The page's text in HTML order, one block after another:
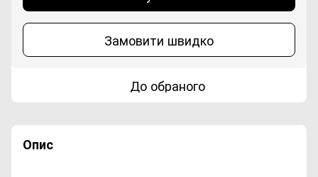
Замовити швидко
До обраного
Опис